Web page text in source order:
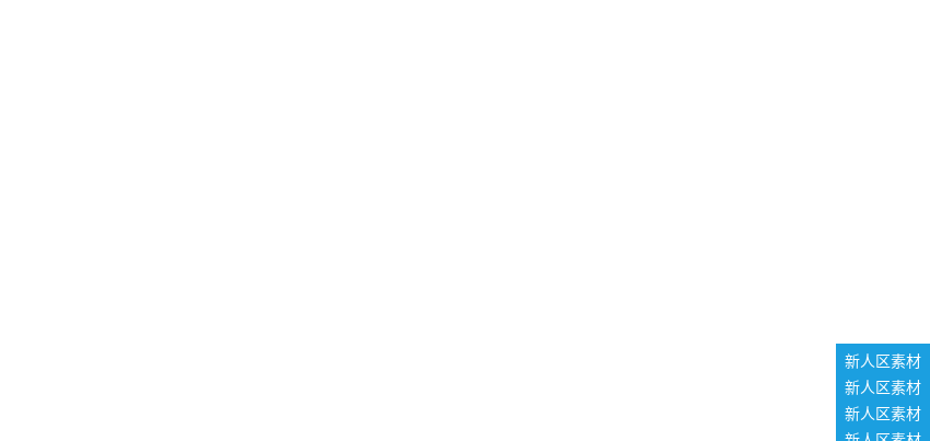
新人区素材
新人区素材
新人区素材